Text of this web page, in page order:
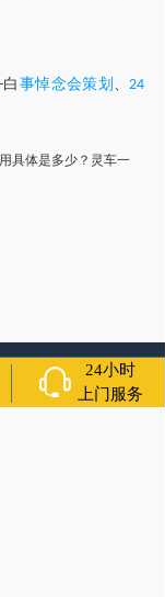
-白 事悼念会策划
24
具体是多少？灵车一
石家庄殡葬一条龙长沙殡
浩特灵车出租公司哈尔
24小时
上门服务